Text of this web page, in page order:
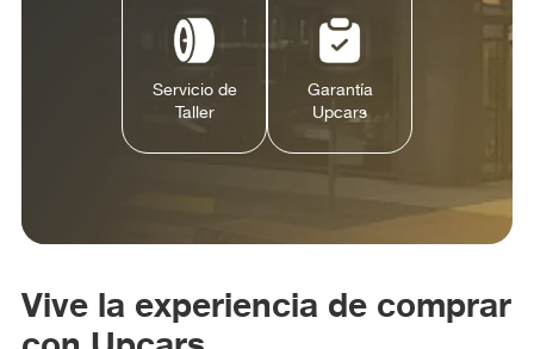
Servicio de
Taller
Garantía
Upcars
Vive la experiencia de comprar